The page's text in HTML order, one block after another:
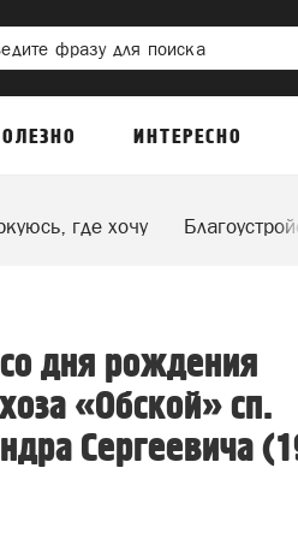
ИНТЕРЕСНО
где хочу
дня рождения
«Обской» сп.
Сергеевича